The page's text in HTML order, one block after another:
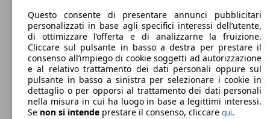
150 g/km
Emissioni di CO2 (combinato)*
Questo consente di presentare annunci pubblicitari
personalizzati in base agli specifici interessi dell’utente,
di ottimizzare l’offerta e di analizzarne la fruizione.
Cliccare sul pulsante in basso a destra per prestare il
consenso all’impiego di cookie soggetti ad autorizzazione
e al relativo trattamento dei dati personali oppure sul
pulsante in basso a sinistra per selezionare i cookie in
dettaglio o per opporsi al trattamento dei dati personali
nella misura in cui ha luogo in base a legittimi interessi.
Se non si intende prestare il consenso, cliccare qui.